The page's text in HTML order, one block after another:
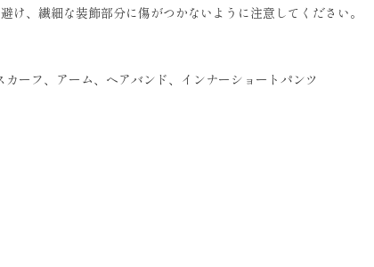
け、繊細な装飾部分に傷がつかないように注意してください。
カーフ、アーム、ヘアバンド、インナーショートパンツ